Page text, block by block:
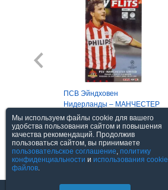
ПСВ Эйндховен
Нидерланды – МАНЧЕСТЕР
ЮНАЙТЕД Англия
26.09.2000, Лига чемпионов.
$6.02
Посмотреть все
Мы используем файлы cookie для вашего
удобства пользования сайтом и повышения
качества рекомендаций. Продолжив
пользоваться сайтом, вы принимаете
пользовательское соглашение, политику
конфиденциальности и использования cookie
файлов.